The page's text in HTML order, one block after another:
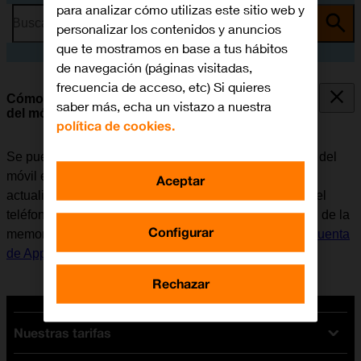
Busca por problema o tema
Cómo hacer una copia de seguridad de la memoria
del móvil en iCloud
Se puede hacer una copia de seguridad del contenido del
móvil en iCloud para que no se pierda, por ejemplo, al
actualizar el software del móvil o en caso de pérdida del
teléfono. Antes de poder hacer una copia de seguridad de la
memoria del móvil en iCloud, es necesario
activar la Cuenta
de Apple en el móvilyconectarse a una red Wi-Fi.
Nuestras tarifas
para analizar cómo utilizas este sitio web y
personalizar los contenidos y anuncios
que te mostramos en base a tus hábitos
de navegación (páginas visitadas,
frecuencia de acceso, etc) Si quieres
saber más, echa un vistazo a nuestra
política de cookies.
Configurar
Rechazar
Aceptar